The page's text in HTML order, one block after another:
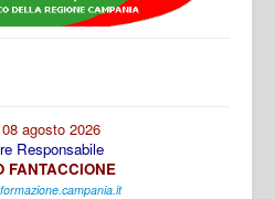
agosto 2026
Responsabile
FANTACCIONE